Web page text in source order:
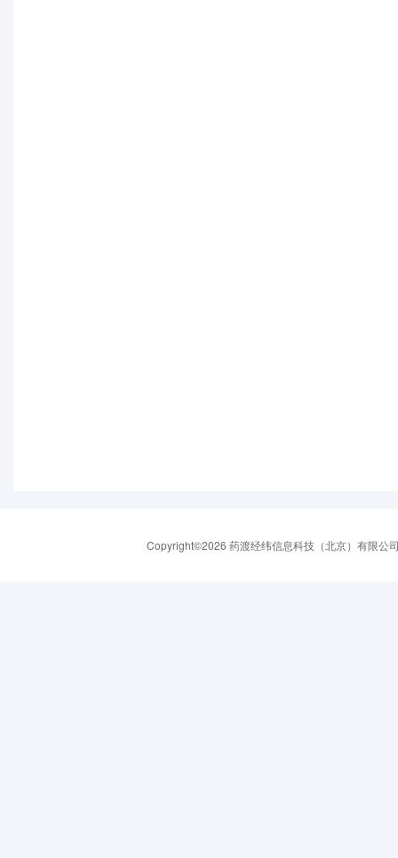
Copyright©2026 药渡经纬信息科技（北京）有限公